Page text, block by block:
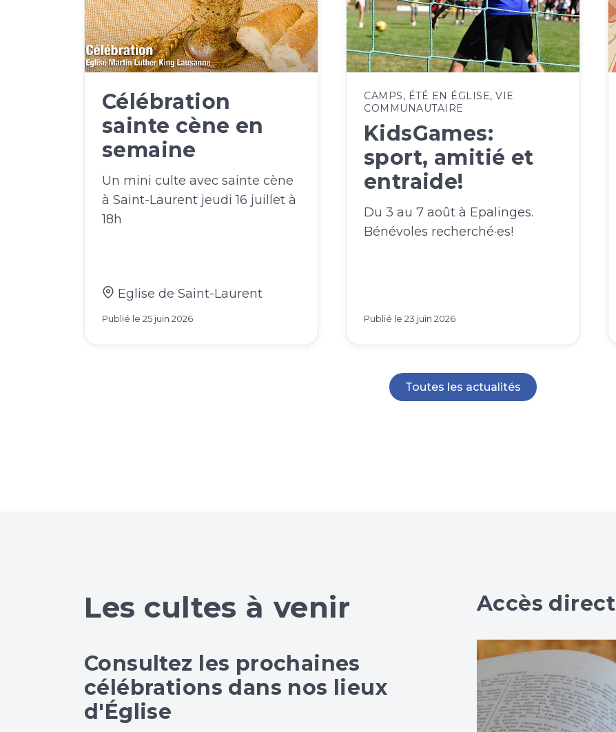
Célébration
sainte cène en
semaine
Un mini culte avec sainte cène
à Saint-Laurent jeudi 16 juillet à
18h
Eglise de Saint-Laurent
Publié le 25 juin 2026
CAMPS, ÉTÉ EN ÉGLISE, VIE
COMMUNAUTAIRE
KidsGames:
sport, amitié et
entraide!
Du 3 au 7 août à Epalinges.
Bénévoles recherché·es!
Publié le 23 juin 2026
Toutes les actualités
Les cultes à venir
Consultez les prochaines
célébrations dans nos lieux
d'Église
Accès direct